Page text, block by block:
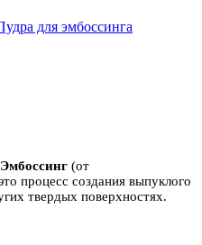
для эмбоссинга
Эмбоссинг (от
процесс создания выпуклого
твердых поверхностях.